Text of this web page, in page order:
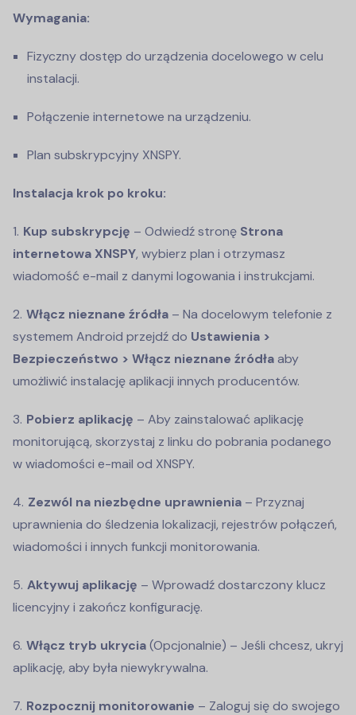
Wymagania:
Fizyczny dostęp do urządzenia docelowego w celu
instalacji.
Połączenie internetowe na urządzeniu.
Plan subskrypcyjny XNSPY.
Instalacja krok po kroku:
Kup subskrypcję – Odwiedź stronę Strona
internetowa XNSPY, wybierz plan i otrzymasz
wiadomość e-mail z danymi logowania i instrukcjami.
Włącz nieznane źródła – Na docelowym telefonie z
systemem Android przejdź do Ustawienia >
Bezpieczeństwo > Włącz nieznane źródłaaby
umożliwić instalację aplikacji innych producentów.
Pobierz aplikację – Aby zainstalować aplikację
monitorującą, skorzystaj z linku do pobrania podanego
w wiadomości e-mail od XNSPY.
Zezwól na niezbędne uprawnienia – Przyznaj
uprawnienia do śledzenia lokalizacji, rejestrów połączeń,
wiadomości i innych funkcji monitorowania.
Aktywuj aplikację – Wprowadź dostarczony klucz
licencyjny i zakończ konfigurację.
Włącz tryb ukrycia(Opcjonalnie) – Jeśli chcesz, ukryj
aplikację, aby była niewykrywalna.
Rozpocznij monitorowanie – Zaloguj się do swojego